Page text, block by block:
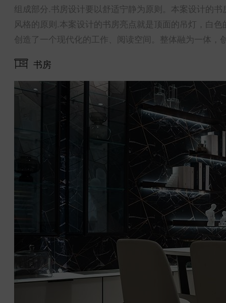
组成部分.书房设计要以舒适宁静为原则。本案设计的
风格的原则.本案设计的书房亮点就是顶面的吊灯，白
创造了一个现代化的工作、阅读空间。整体融为一体，
书房